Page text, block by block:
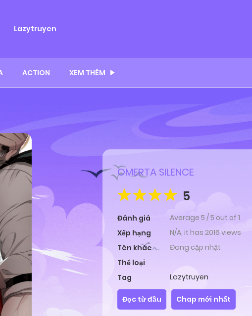
Lazytruyen
ACTION XEM THÊM
OMERTA SILENCE
5
Đánh giá Average 5 /5 out of 1
Xếp hạng
N/A, it has 2016 views
Tên khác
Đang cập nhật
Thể loại
Tag
Lazytruyen
Đọc từ đầu Chap mới nhất